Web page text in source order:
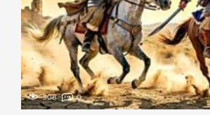
308 0